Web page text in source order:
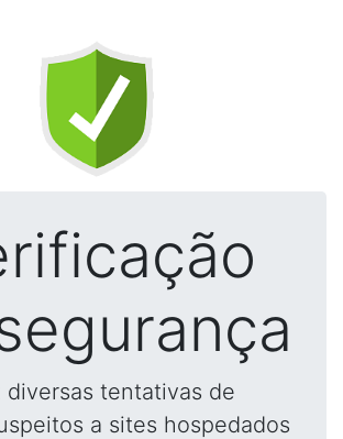
diversas tentativas de
a sites hospedados